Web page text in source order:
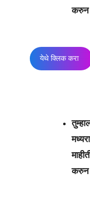
करुन
येथे क्लिक करा
करुन